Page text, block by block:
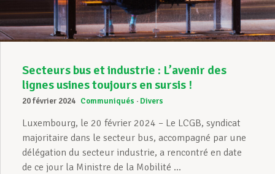
Secteurs bus et industrie : L’avenir des
lignes usines toujours en sursis !
20 février 2024 Communiqués Divers
Luxembourg, le 20 février 2024 – Le LCGB, syndicat
majoritaire dans le secteur bus, accompagné par une
délégation du secteur industrie, a rencontré en date
de ce jour la Ministre de la Mobilité ...